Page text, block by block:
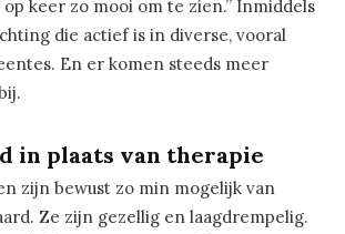
keer zo mooi om te zien.” Inmiddels
die actief is in diverse, vooral
En er komen steeds meer
in plaats van therapie
zijn bewust zo min mogelijk van
Ze zijn gezellig en laagdrempelig.